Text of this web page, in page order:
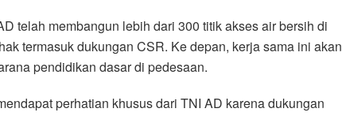
telah membangun lebih dari 300 titik akses air bersih di
termasuk dukungan CSR. Ke depan, kerja sama ini akan
pendidikan dasar di pedesaan.
perhatian khusus dari TNI AD karena dukungan